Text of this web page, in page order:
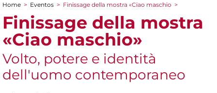
You are here
Home > Eventos > Finissage della mostra «Ciao maschio >
Finissage della mostra
«Ciao maschio»
Volto, potere e identità
dell'uomo contemporaneo